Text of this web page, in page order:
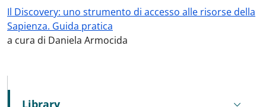
Il Discovery: uno strumento di accesso alle risorse della
Sapienza. Guida pratica
a cura di Daniela Armocida
MENU CEV SECOND NAVIGATION